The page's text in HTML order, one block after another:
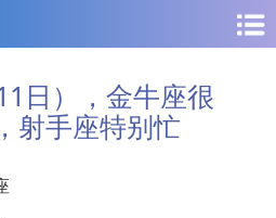
日），金牛座很
射手座特别忙